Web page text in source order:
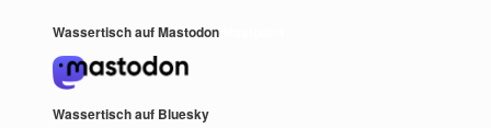
Wassertisch auf Mastodon
Wassertisch auf Bluesky